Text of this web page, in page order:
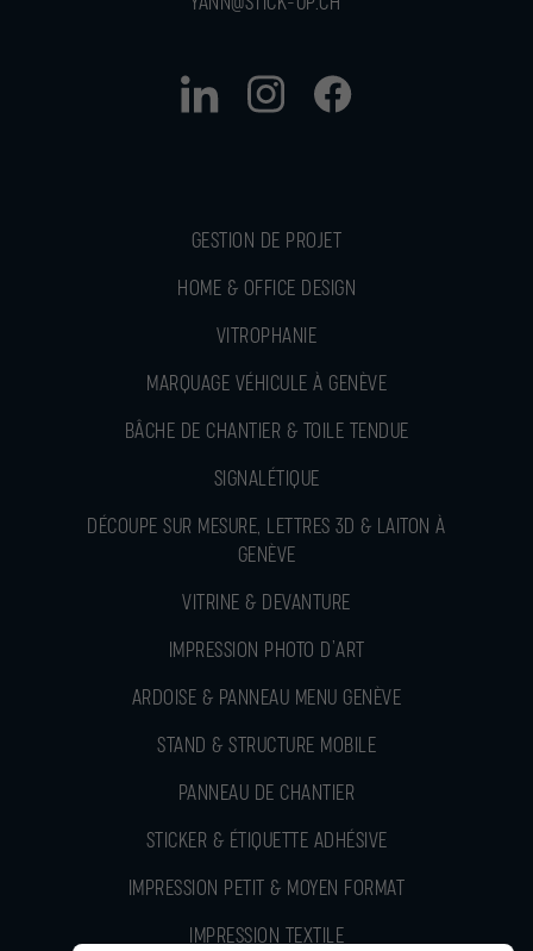
GESTION DE PROJET
HOME & OFFICE DESIGN
VITROPHANIE
MARQUAGE VÉHICULE À GENÈVE
BÂCHE DE CHANTIER & TOILE TENDUE
SIGNALÉTIQUE
DÉCOUPE SUR MESURE, LETTRES 3D & LAITON À
GENÈVE
VITRINE & DEVANTURE
IMPRESSION PHOTO D’ART
ARDOISE & PANNEAU MENU GENÈVE
STAND & STRUCTURE MOBILE
PANNEAU DE CHANTIER
STICKER & ÉTIQUETTE ADHÉSIVE
IMPRESSION PETIT & MOYEN FORMAT
IMPRESSION TEXTILE